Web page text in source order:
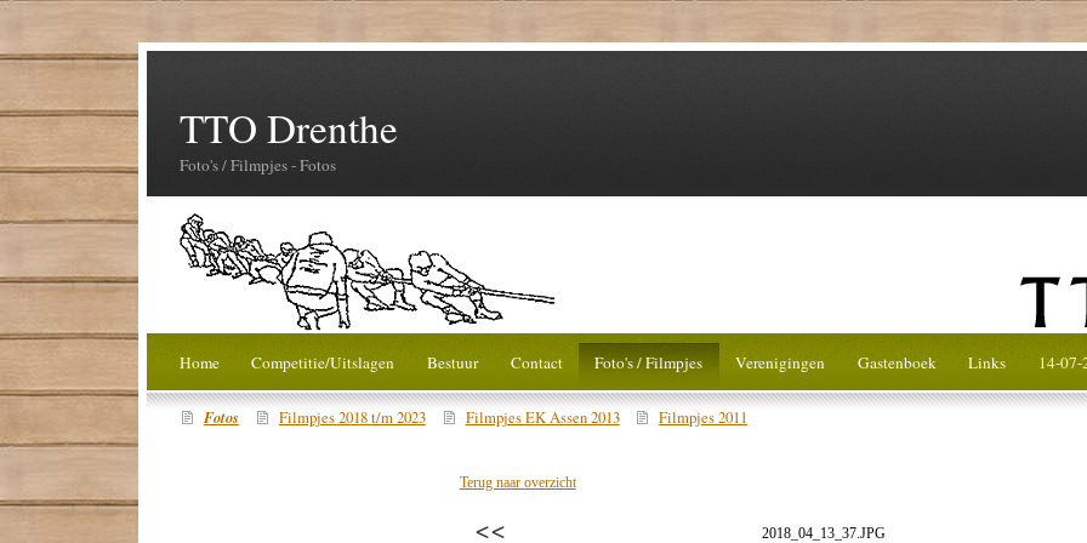
TTO Drenthe
Foto's / Filmpjes - Fotos
Home Competitie/Uitslagen Bestuur Contact Foto's / Filmpjes Verenigingen Gastenboek Links 14-07-
Fotos Filmpjes 2018 t/m 2023 Filmpjes EK Assen 2013 Filmpjes 2011
Terug naar overzicht
2018_04_13_37.JPG